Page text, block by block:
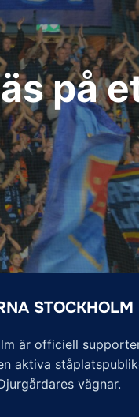
på
STOCKHOLM
är officiell
aktiva
vägnar.